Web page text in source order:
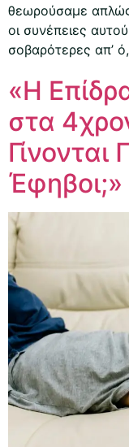
θεωρούσαμε
οι συνέπειες
σοβαρότερες απ’
«Η
στα
Γίνονται
Έφηβοι;»